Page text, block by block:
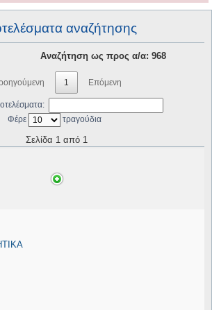
αναζήτησης
Αναζήτηση ως προς α/α: 968
1 Επόμενη
Φέρε
τραγούδια
Σελίδα 1 από 1